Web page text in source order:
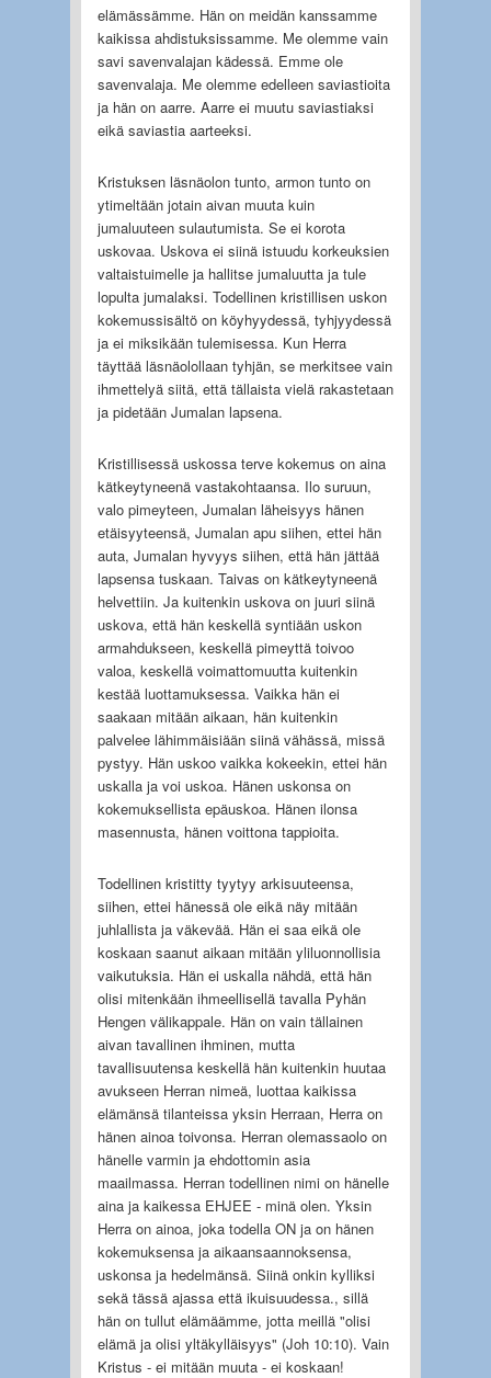
elämässämme. Hän on meidän kanssamme
kaikissa ahdistuksissamme. Me olemme vain
savi savenvalajan kädessä. Emme ole
savenvalaja. Me olemme edelleen saviastioita
ja hän on aarre. Aarre ei muutu saviastiaksi
eikä saviastia aarteeksi.
Kristuksen läsnäolon tunto, armon tunto on
ytimeltään jotain aivan muuta kuin
jumaluuteen sulautumista. Se ei korota
uskovaa. Uskova ei siinä istuudu korkeuksien
valtaistuimelle ja hallitse jumaluutta ja tule
lopulta jumalaksi. Todellinen kristillisen uskon
kokemussisältö on köyhyydessä, tyhjyydessä
ja ei miksikään tulemisessa. Kun Herra
täyttää läsnäolollaan tyhjän, se merkitsee vain
ihmettelyä siitä, että tällaista vielä rakastetaan
ja pidetään Jumalan lapsena.
Kristillisessä uskossa terve kokemus on aina
kätkeytyneenä vastakohtaansa. Ilo suruun,
valo pimeyteen, Jumalan läheisyys hänen
etäisyyteensä, Jumalan apu siihen, ettei hän
auta, Jumalan hyvyys siihen, että hän jättää
lapsensa tuskaan. Taivas on kätkeytyneenä
helvettiin. Ja kuitenkin uskova on juuri siinä
uskova, että hän keskellä syntiään uskon
armahdukseen, keskellä pimeyttä toivoo
valoa, keskellä voimattomuutta kuitenkin
kestää luottamuksessa. Vaikka hän ei
saakaan mitään aikaan, hän kuitenkin
palvelee lähimmäisiään siinä vähässä, missä
pystyy. Hän uskoo vaikka kokeekin, ettei hän
uskalla ja voi uskoa. Hänen uskonsa on
kokemuksellista epäuskoa. Hänen ilonsa
masennusta, hänen voittona tappioita.
Todellinen kristitty tyytyy arkisuuteensa,
siihen, ettei hänessä ole eikä näy mitään
juhlallista ja väkevää. Hän ei saa eikä ole
koskaan saanut aikaan mitään yliluonnollisia
vaikutuksia. Hän ei uskalla nähdä, että hän
olisi mitenkään ihmeellisellä tavalla Pyhän
Hengen välikappale. Hän on vain tällainen
aivan tavallinen ihminen, mutta
tavallisuutensa keskellä hän kuitenkin huutaa
avukseen Herran nimeä, luottaa kaikissa
elämänsä tilanteissa yksin Herraan, Herra on
hänen ainoa toivonsa. Herran olemassaolo on
hänelle varmin ja ehdottomin asia
maailmassa. Herran todellinen nimi on hänelle
aina ja kaikessa EHJEE - minä olen. Yksin
Herra on ainoa, joka todella ON ja on hänen
kokemuksensa ja aikaansaannoksensa,
uskonsa ja hedelmänsä. Siinä onkin kylliksi
sekä tässä ajassa että ikuisuudessa., sillä
hän on tullut elämäämme, jotta meillä "olisi
elämä ja olisi yltäkylläisyys" (Joh 10:10). Vain
Kristus - ei mitään muuta - ei koskaan!